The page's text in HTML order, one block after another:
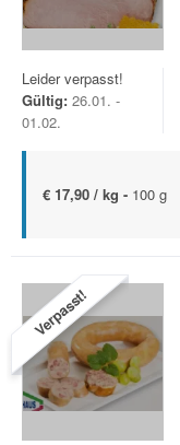
Leider verpasst!
Gültig: 26.01. -
01.02.
€ 17,90 / kg - 100 g
Verpasst!